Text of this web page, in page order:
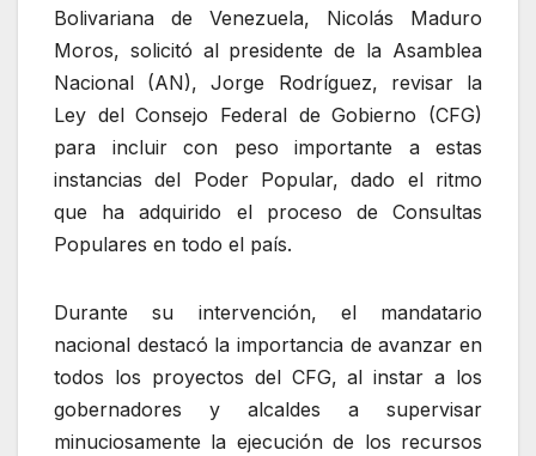
Bolivariana de Venezuela, Nicolás Maduro
Moros, solicitó al presidente de la Asamblea
Nacional (AN), Jorge Rodríguez, revisar la
Ley del Consejo Federal de Gobierno (CFG)
para incluir con peso importante a estas
instancias del Poder Popular, dado el ritmo
que ha adquirido el proceso de Consultas
Populares en todo el país.
Durante su intervención, el mandatario
nacional destacó la importancia de avanzar en
todos los proyectos del CFG, al instar a los
gobernadores y alcaldes a supervisar
minuciosamente la ejecución de los recursos